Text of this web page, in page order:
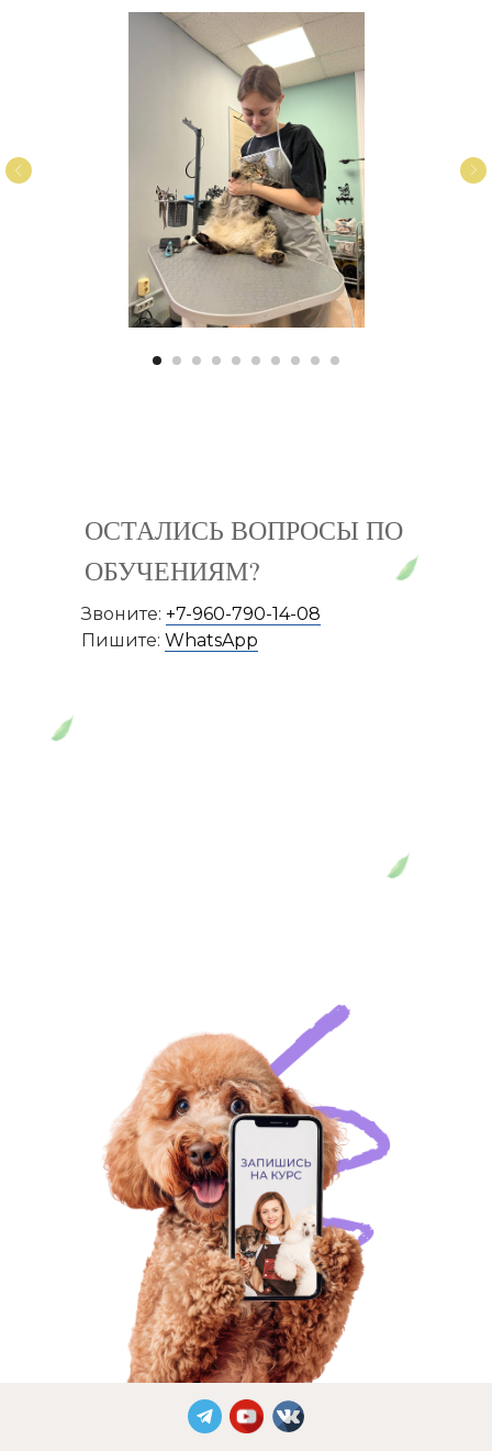
Звоните: +7-960-790-14-08
Пишите: WhatsApp
ОСТАЛИСЬ ВОПРОСЫ ПО
ОБУЧЕНИЯМ?